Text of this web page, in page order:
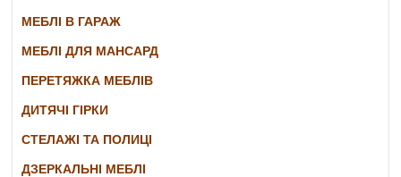
МЕБЛІ В ГАРАЖ
МЕБЛІ ДЛЯ МАНСАРД
ПЕРЕТЯЖКА МЕБЛІВ
ДИТЯЧІ ГІРКИ
СТЕЛАЖІ ТА ПОЛИЦІ
ДЗЕРКАЛЬНІ МЕБЛІ